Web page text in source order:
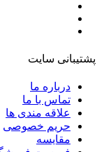
پشتیبانی سایت
درباره ما
تماس با ما
علاقه مندی ها
حریم خصوصی
مقایسه